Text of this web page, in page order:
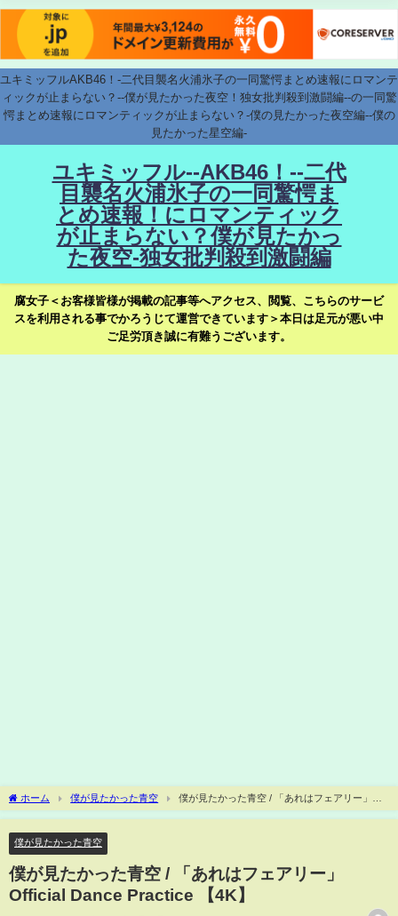
ユキミッフルAKB46！-二代目襲名火浦氷子の一同驚愕まとめ速報にロマンテ
ィックが止まらない？--僕が見たかった夜空！独女批判殺到激闘編--の一同驚
愕まとめ速報にロマンティックが止まらない？-僕の見たかった夜空編--僕の
見たかった星空編-
ユキミッフル--AKB46！--二代
目襲名火浦氷子の一同驚愕ま
とめ速報！にロマンティック
が止まらない？僕が見たかっ
た夜空-独女批判殺到激闘編
腐女子＜お客様皆様が掲載の記事等へアクセス、閲覧、こちらのサービ
スを利用される事でかろうじて運営できています＞本日は足元が悪い中
ご足労頂き誠に有難うございます。
ホーム 僕が見たかった青空
僕が見たかった青空 / 「あれはフェアリー」
Official Dance Practice 【4K】
僕が見たかった青空
僕が見たかった青空 / 「あれはフェアリー」
Official Dance Practice 【4K】